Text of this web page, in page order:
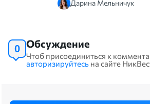
Дарина Мельничук
0 Обсуждение
Чтоб присоединиться к
авторизируйтесь на сайте